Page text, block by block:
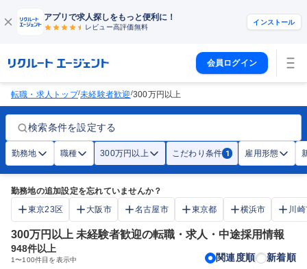
アプリで求人探しをもっと便利に！
レビュー高評価無料
インストール
会員ログイン
転職・求人トップ/未経験者歓迎/300万円以上
検索条件を設定する
勤務地 職種 300万円以上 こだわり条件 1 雇用形態
勤務地の追加設定を忘れていませんか？
東京23区
大阪市 名古屋市 東京都 横浜市 川
300万円以上 未経験者歓迎の転職・求人・中途採用情報
948件以上
1〜100件目を表示中 関連度順 新着順